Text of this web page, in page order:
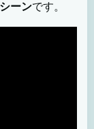
ーンです。